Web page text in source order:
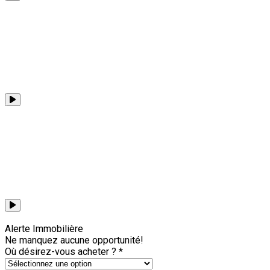
Alerte Immobilière
Ne manquez aucune opportunité!
Où désirez-vous acheter ? *